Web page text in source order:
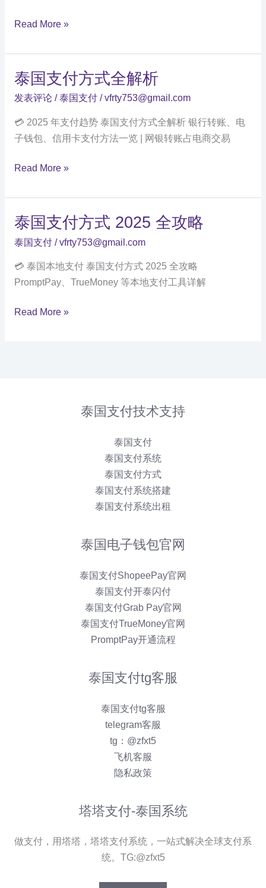
南
泰
支
付
系
统
搭
建
Read More »
泰国支付方式全解析
发表评论 /泰国支付/vfrty753@gmail.com
💳 2025 年支付趋势 泰国支付方式全解析 银行转账、电
子钱包、信用卡支付方法一览 | 网银转账占电商交易
泰
支
付
方
式
全
解
Read More »
泰国支付方式 2025 全攻略
泰国支付/vfrty753@gmail.com
💳 泰国本地支付 泰国支付方式 2025 全攻略
PromptPay、TrueMoney 等本地支付工具详解
泰
Read More »
泰国支付技术支持
泰国支付
泰国支付系统
泰国支付方式
泰国支付系统搭建
泰国支付系统出租
泰国电子钱包官网
泰国支付ShopeePay官网
泰国支付开泰闪付
泰国支付Grab Pay官网
泰国支付TrueMoney官网
PromptPay开通流程
泰国支付tg客服
泰国支付tg客服
telegram客服
tg：@zfxt5
飞机客服
隐私政策
塔塔支付-泰国系统
做支付，用塔塔，塔塔支付系统，一站式解决全球支付系
统。TG:@zfxt5